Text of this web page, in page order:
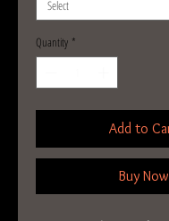
Quantity *
Add to
Buy Now